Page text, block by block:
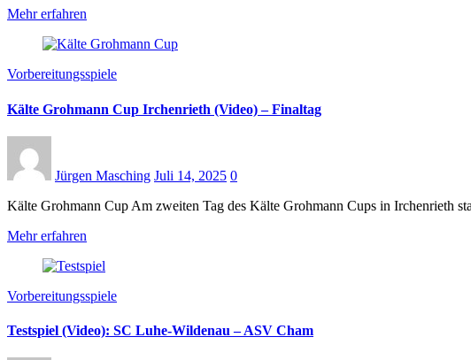
Mehr erfahren
Vorbereitungsspiele
Kälte Grohmann Cup Irchenrieth (Video) – Finaltag
Jürgen Masching Juli 14, 2025 0
Kälte Grohmann Cup Am zweiten Tag des Kälte Grohmann Cups in Irchenrieth
Mehr erfahren
Vorbereitungsspiele
Testspiel (Video): SC Luhe-Wildenau – ASV Cham